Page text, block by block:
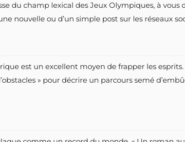
du champ lexical des Jeux Olympiques, à vous
nouvelle ou d’un simple post sur les réseaux
est un excellent moyen de frapper les esprits.
» pour décrire un parcours semé